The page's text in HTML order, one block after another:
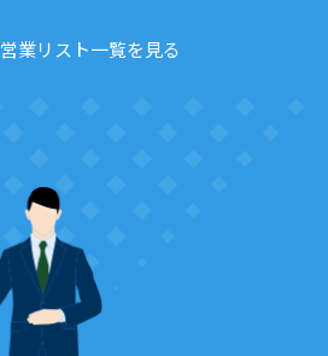
営業リスト一覧を見る